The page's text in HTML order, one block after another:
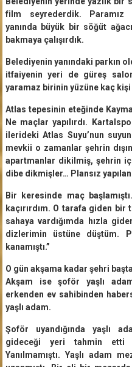
film seyrederdik. Paramız
yanında büyük bir söğüt
bakmaya çalışırdık.
Belediyenin yanındaki parkın
itfaiyenin yeri de güreş
yaramaz birinin yüzüne kaç
Atlas tepesinin eteğinde
Ne maçlar yapılırdı.
ilerideki Atlas Suyu’nun
mevkii o zamanlar şehrin
apartmanlar dikilmiş, şehrin
dibe dikmişler… Plansız
Bir keresinde maç
kaçırırdım. O tarafa giden bir
sahaya vardığımda hızla
dizlerimin üstüne düştüm.
kanamıştı.”
O gün akşama kadar şehri
Akşam ise şoför yaşlı
erkenden ev sahibinden
yaşlı adam.
Şoför uyandığında yaşlı
gideceği yeri tahmin etti
Yanılmamıştı. Yaşlı adam